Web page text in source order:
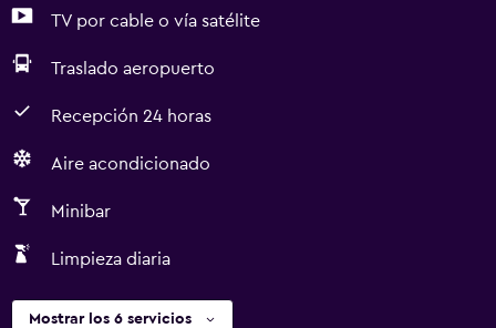
TV por cable o vía satélite
Traslado aeropuerto
Recepción 24 horas
Aire acondicionado
Minibar
Limpieza diaria
Mostrar los 6 servicios